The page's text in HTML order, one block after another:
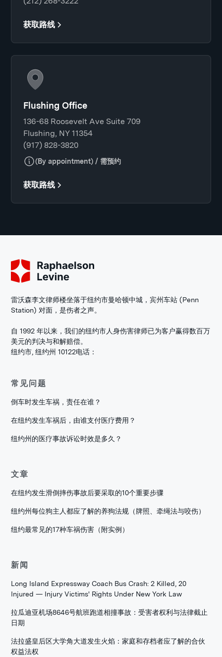
获取路线
Flushing Office
136-68 Roosevelt Ave Suite 709
Flushing, NY 11354
(917) 828-3820
(By appointment) / 需预约
获取路线
雷沃森李文律师楼坐落于纽约市曼哈顿中城，宾州车站 (Penn
Station) 对面，是伤者之声。
自 1992 年以来，我们的纽约市人身伤害律师已为客户赢得数百万
美元的判决与和解赔偿。
纽约市, 纽约州 10122电话：
常见问题
倒车时发生车祸，责任在谁？
在纽约发生车祸后，由谁支付医疗费用？
纽约州的医疗事故诉讼时效是多久？
文章
在纽约发生滑倒摔伤事故后要采取的10个重要步骤
纽约州每位狗主人都应了解的养狗法规（牌照、牵绳法与咬伤）
纽约最常见的17种车祸伤害（附实例）
新闻
Long Island Expressway Coach Bus Crash: 2 Killed, 20
Injured — Injury Victims' Rights Under New York Law
拉瓜迪亚机场8646号航班跑道相撞事故：受害者权利与法律截止
日期
法拉盛皇后区大学角大道发生火焰：家庭和存档者应了解的合伙
权益法权